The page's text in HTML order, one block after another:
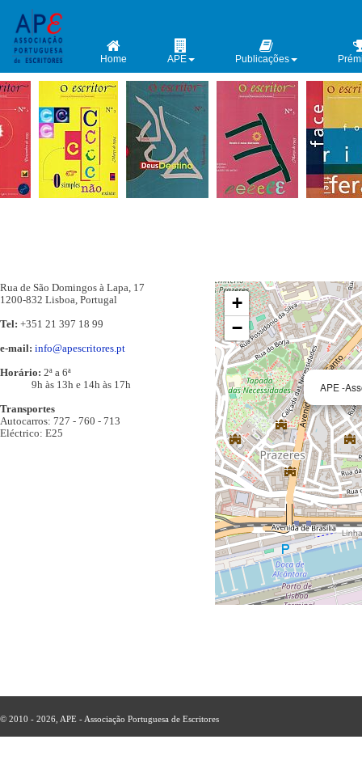
APE -
+
−
Rua de São Domingos à Lapa, 17
1200-832 Lisboa, Portugal
Tel: +351 21 397 18 99
e-mail: info@apescritores.pt
Horário: 2ª a 6ª
9h às 13h e 14h às 17h
Transportes
Autocarros: 727 - 760 - 713
Eléctrico: E25
© 2010 - 2026, APE - Associação Portuguesa de Escritores
Home APE Publicações